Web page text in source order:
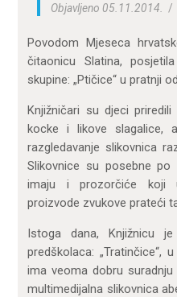
Objavljeno 05.11.2014.
Povodom Mjeseca
čitaonicu Slatina,
skupine: „Ptičice“ u pratnji
Knjižničari su djeci priredili
kocke i likove slagalice,
razgledavanje slikovnica
Slikovnice su posebne
imaju i prozorčiće koji
proizvode zvukove prateći
Istoga dana, Knjižnicu
predškolaca: „Tratinčice“,
ima veoma dobru
multimedijalna slikovnica